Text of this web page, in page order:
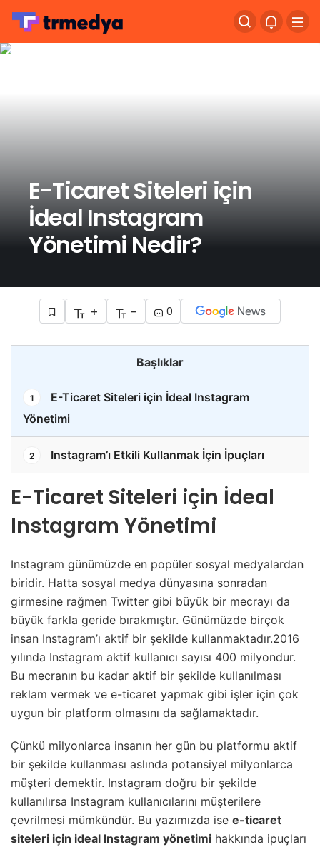
E-Ticaret Siteleri için
İdeal Instagram
Yönetimi Nedir?
+ - 0
Başlıklar
1
E-Ticaret Siteleri için İdeal Instagram
Yönetimi
2 Instagram’ı Etkili Kullanmak İçin İpuçları
E-Ticaret Siteleri için İdeal
Instagram Yönetimi
Instagram günümüzde en popüler sosyal medyalardan
biridir. Hatta sosyal medya dünyasına sonradan
girmesine rağmen Twitter gibi büyük bir mecrayı da
büyük farkla geride bırakmıştır. Günümüzde birçok
insan Instagram’ı aktif bir şekilde kullanmaktadır.2016
yılında Instagram aktif kullanıcı sayısı 400 milyondur.
Bu mecranın bu kadar aktif bir şekilde kullanılması
reklam vermek ve e-ticaret yapmak gibi işler için çok
uygun bir platform olmasını da sağlamaktadır.
Çünkü milyonlarca insanın her gün bu platformu aktif
bir şekilde kullanması aslında potansiyel milyonlarca
müşteri demektir. Instagram doğru bir şekilde
kullanılırsa Instagram kullanıcılarını müşterilere
çevrilmesi mümkündür. Bu yazımızda ise e-ticaret
siteleri için ideal Instagram yönetimi hakkında ipuçları